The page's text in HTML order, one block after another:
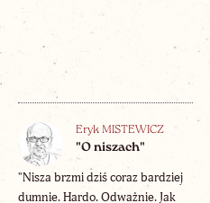
Eryk MISTEWICZ
"O niszach"
"Nisza brzmi dziś coraz bardziej
dumnie. Hardo. Odważnie. Jak